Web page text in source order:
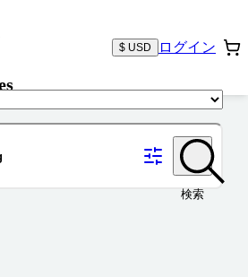
$ USD ログイン
検索